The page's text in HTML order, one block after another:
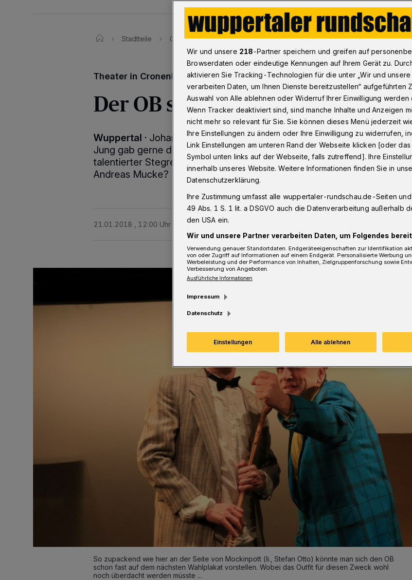
Stadtteile Cronenberg Der OB spielt den Herrn Wurst
Theater in Cronenberg
Der OB spielt den Herrn Wurst
Wuppertal · Johannes Rau spielte gerne Skat in seiner Freizeit, Peter
Jung gab gerne den Wandersmann. Hans Kremendahl war ein
talentierter Stegreifdichter. Und ihr Oberbürgermeister-Nachfolger
Andreas Mucke? Er spielt gerne Theater.
21.01.2018 , 12:00 Uhr 2 Minuten Lesezeit
So zupackend wie hier an der Seite von Mockinpott (li., Stefan Otto) könnte man sich den OB
schon fast auf dem nächsten Wahlplakat vorstellen. Wobei das Outfit für diesen Zweck wohl
noch überdacht werden müsste ...
Wir und unsere 218-Partner speichern und greifen auf
Browserdaten oder eindeutige Kennungen auf Ihrem Gerät zu.
aktivieren Sie Tracking-Technologien für die unter „Wir und unsere
verarbeiten Daten, um Ihnen Dienste bereitzustellen“ aufgeführten
Auswahl von Alle ablehnen oder Widerruf Ihrer Einwilligung
Wenn Tracker deaktiviert sind, sind manche Inhalte und Anzeigen
nicht mehr so relevant für Sie. Sie können dieses Menü jederzeit
Ihre Einstellungen zu ändern oder Ihre Einwilligung zu widerrufen,
Link Einstellungen am unteren Rand der Webseite klicken [oder
Symbol unten links auf der Webseite, falls zutreffend]. Ihre
innerhalb unseres Website. Weitere Informationen finden Sie in
Datenschutzerklärung.
Ihre Zustimmung umfasst alle wuppertaler-rundschau.de-Seiten und
49 Abs. 1 S. 1 lit. a DSGVO auch die Datenverarbeitung außerhalb
den USA ein.
Wir und unsere Partner verarbeiten Daten, um Folgendes
Verwendung genauer Standortdaten. Endgeräteeigenschaften zur Identifikation
von oder Zugriff auf Informationen auf einem Endgerät. Personalisierte Werbung
Werbeleistung und der Performance von Inhalten, Zielgruppenforschung sowie
Verbesserung von Angeboten.
Ausführliche Informationen
Impressum
Datenschutz
Einstellungen Alle ablehnen